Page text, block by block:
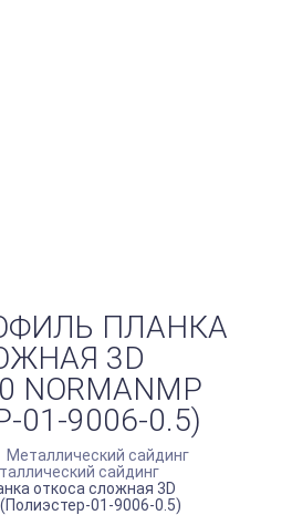
ПЛАНКА
3D
NORMANMP
9006-0.5)
Металлический сайдинг
сайдинг
откоса сложная 3D
01-9006-0.5)